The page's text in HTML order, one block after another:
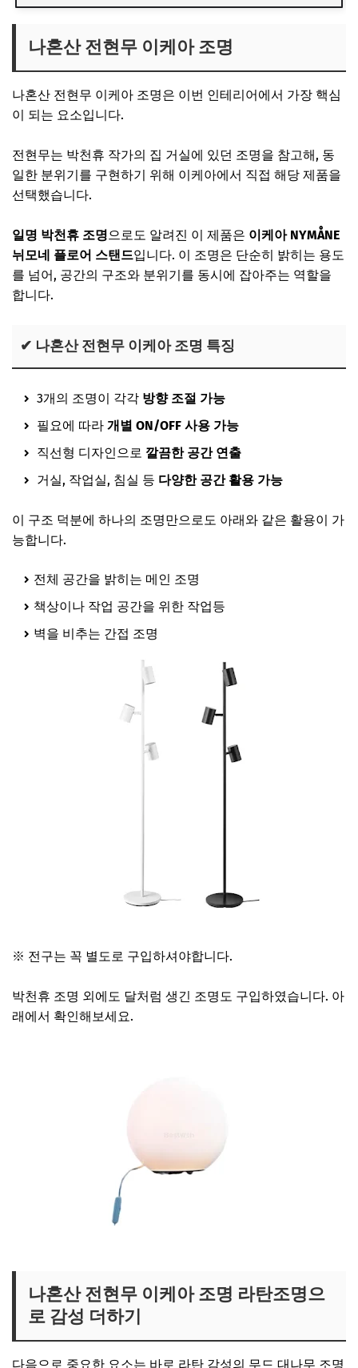
나혼산 전현무 이케아 조명
나혼산 전현무 이케아 조명은 이번 인테리어에서 가장 핵심
이 되는 요소입니다.
전현무는 박천휴 작가의 집 거실에 있던 조명을 참고해, 동
일한 분위기를 구현하기 위해 이케아에서 직접 해당 제품을
선택했습니다.
일명 박천휴 조명으로도 알려진 이 제품은 이케아 NYMÅNE
뉘모네 플로어 스탠드입니다. 이 조명은 단순히 밝히는 용도
를 넘어, 공간의 구조와 분위기를 동시에 잡아주는 역할을
합니다.
✔ 나혼산 전현무 이케아 조명 특징
3개의 조명이 각각 방향 조절 가능
필요에 따라 개별 ON/OFF 사용 가능
직선형 디자인으로 깔끔한 공간 연출
거실, 작업실, 침실 등 다양한 공간 활용 가능
이 구조 덕분에 하나의 조명만으로도 아래와 같은 활용이 가
능합니다.
전체 공간을 밝히는 메인 조명
책상이나 작업 공간을 위한 작업등
벽을 비추는 간접 조명
※ 전구는 꼭 별도로 구입하셔야합니다.
박천휴 조명 외에도 달처럼 생긴 조명도 구입하였습니다. 아
래에서 확인해보세요.
나혼산 전현무 이케아 조명 라탄조명으
로 감성 더하기
다음으로 중요한 요소는 바로 라탄 감성의 무드 대나무 조명